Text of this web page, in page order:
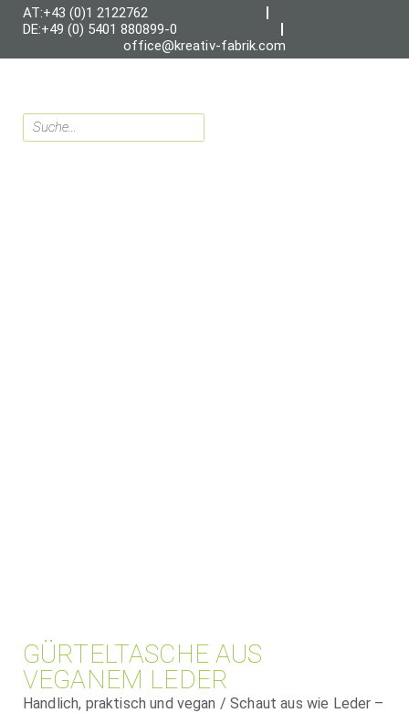
AT:+43 (0)1 2122762
DE:+49 (0) 5401 880899-0
office@kreativ-fabrik.com
GÜRTELTASCHE AUS
VEGANEM LEDER
Handlich, praktisch und vegan / Schaut aus wie Leder –